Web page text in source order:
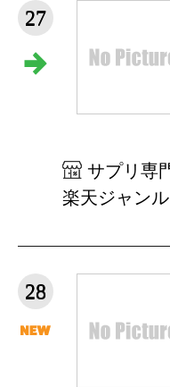
27
サプリ専
楽天ジャン
28